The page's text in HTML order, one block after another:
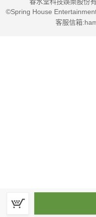
©Spring House
客服信箱